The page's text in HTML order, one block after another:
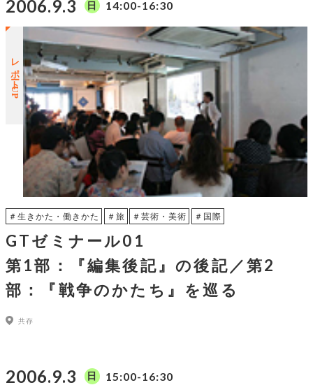
2006.9.3 日 14:00-16:30
レポートUP
＃生きかた・働きかた ＃旅 ＃芸術・美術 ＃国際
GTゼミナール01
第1部：『編集後記』の後記／第2
部：『戦争のかたち』を巡る
共存
2006.9.3 日 15:00-16:30